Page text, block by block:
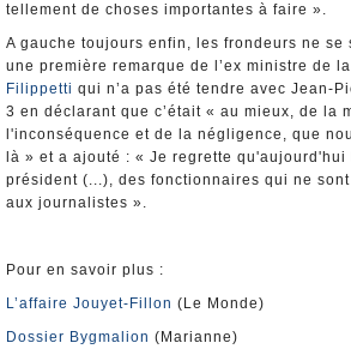
tellement de choses importantes à faire ».
A gauche toujours enfin, les frondeurs ne se
une première remarque de l’ex ministre de
Filippetti qui n’a pas été tendre avec Jean-
3 en déclarant que c’était « au mieux, de la
l'inconséquence et de la négligence, que
là » et a ajouté : « Je regrette
président (...), des fonctionnaires qui ne
aux journalistes ».
Pour en savoir plus :
L’affaire Jouyet-Fillon (Le Monde)
Dossier Bygmalion (Marianne)